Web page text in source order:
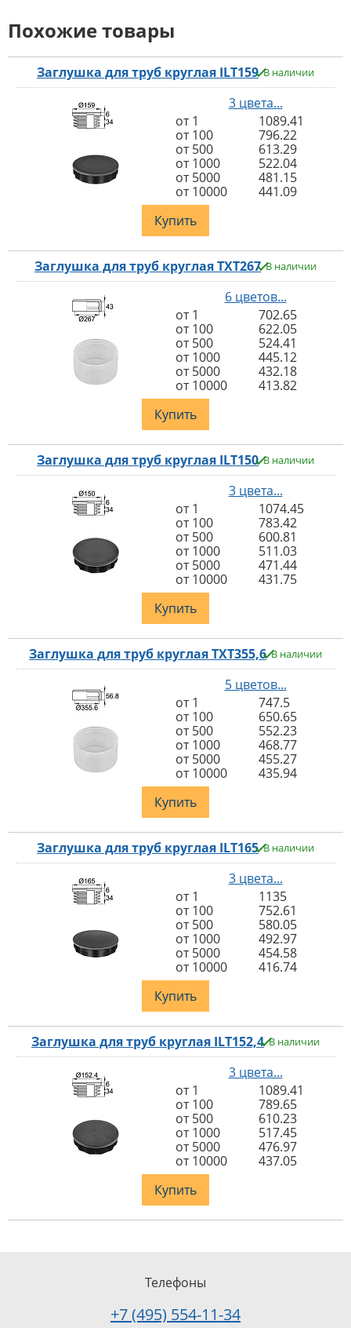
Похожие товары
Заглушка для труб круглая ILT159 В наличии
3 цвета...
от 1
1089.41
от 100
796.22
от 500
613.29
от 1000
522.04
от 5000
481.15
от 10000
441.09
Купить
Заглушка для труб круглая TXT267 В наличии
6 цветов...
от 1
702.65
от 100
622.05
от 500
524.41
от 1000
445.12
от 5000
432.18
от 10000
413.82
Купить
Заглушка для труб круглая ILT150 В наличии
3 цвета...
от 1
1074.45
от 100
783.42
от 500
600.81
от 1000
511.03
от 5000
471.44
от 10000
431.75
Купить
Заглушка для труб круглая TXT355,6 В наличии
5 цветов...
от 1
747.5
от 100
650.65
от 500
552.23
от 1000
468.77
от 5000
455.27
от 10000
435.94
Купить
Заглушка для труб круглая ILT165 В наличии
3 цвета...
от 1
1135
от 100
752.61
от 500
580.05
от 1000
492.97
от 5000
454.58
от 10000
416.74
Купить
Заглушка для труб круглая ILT152,4 В наличии
3 цвета...
от 1
1089.41
от 100
789.65
от 500
610.23
от 1000
517.45
от 5000
476.97
от 10000
437.05
Купить
Телефоны
+7 (495) 554-11-34